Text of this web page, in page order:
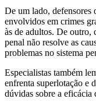
De um lado, defensores
envolvidos em crimes
às de adultos. De outro,
penal não resolve as
problemas no sistema
Especialistas também
enfrenta superlotação e
dúvidas sobre a eficácia